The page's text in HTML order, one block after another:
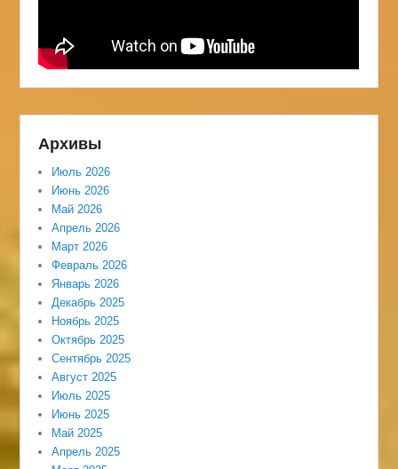
Архивы
Июль 2026
Июнь 2026
Май 2026
Апрель 2026
Март 2026
Февраль 2026
Январь 2026
Декабрь 2025
Ноябрь 2025
Октябрь 2025
Сентябрь 2025
Август 2025
Июль 2025
Июнь 2025
Май 2025
Апрель 2025